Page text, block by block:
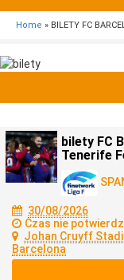
Home » BILETY FC
bilety FC
Tenerife
30/08/2026
Czas nie
Johan Cruyff
Barcelona